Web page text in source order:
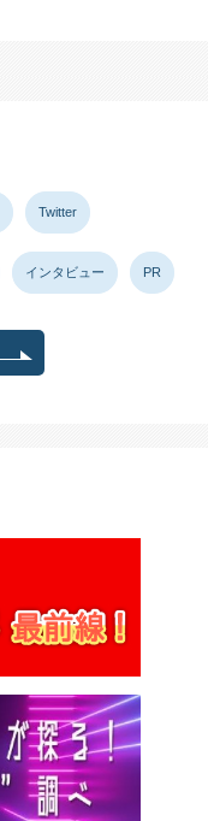
Twitter
インタビュー PR